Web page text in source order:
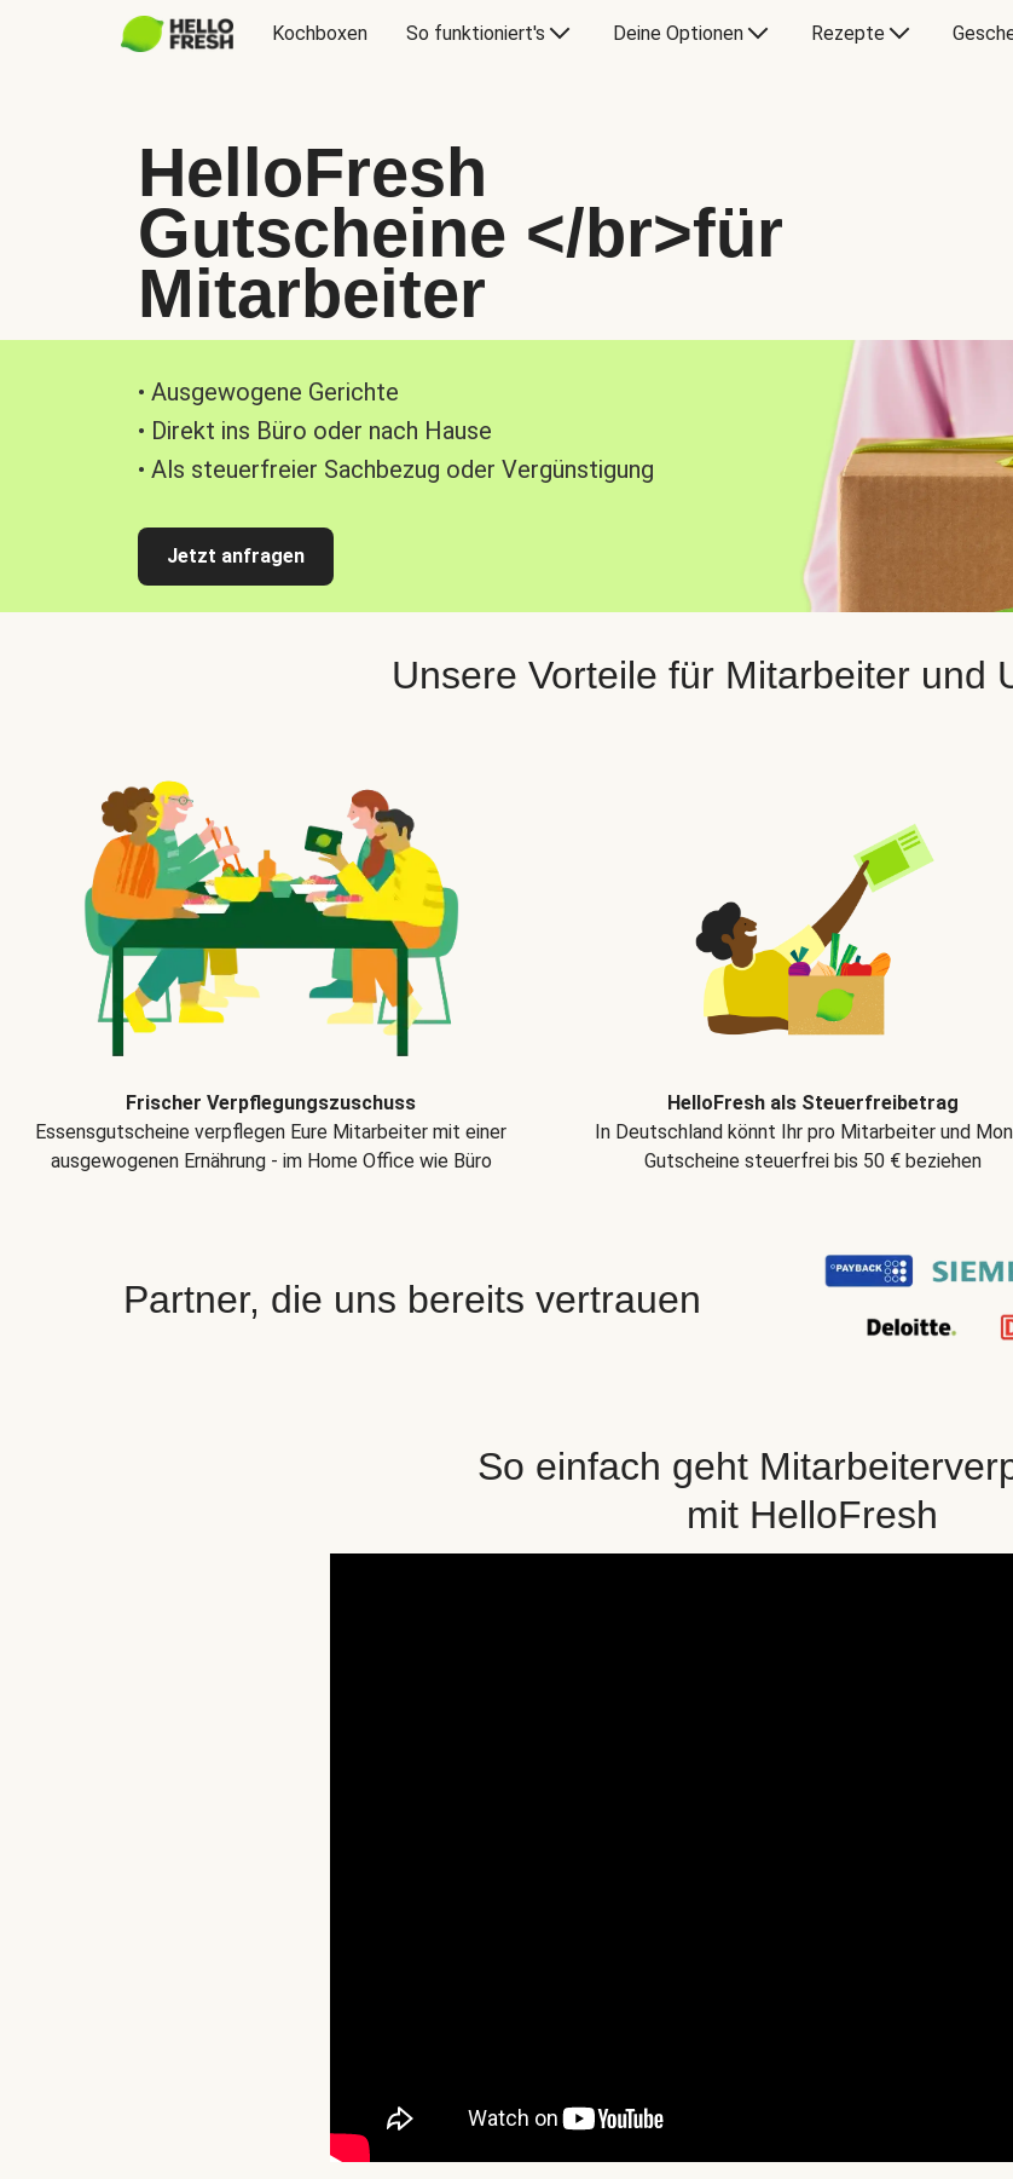
Kochboxen So funktioniert's Deine Optionen Rezepte
HelloFresh
Gutscheine </br>für
Mitarbeiter
• Ausgewogene Gerichte
• Direkt ins Büro oder nach Hause
• Als steuerfreier Sachbezug oder Vergünstigung
Jetzt anfragen
Unsere Vorteile für Mitarbeiter und
Frischer Verpflegungszuschuss
Essensgutscheine verpflegen Eure Mitarbeiter mit einer
ausgewogenen Ernährung - im Home Office wie Büro
HelloFresh als Steuerfreibetrag
In Deutschland könnt Ihr pro Mitarbeiter und
Gutscheine steuerfrei bis 50 € beziehen
Partner, die uns bereits vertrauen
So einfach geht
mit HelloFresh